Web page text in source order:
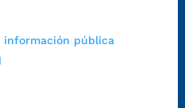
información pública
continua en el horario de
de descanso al medio día.
m y de 1:00 p.m. a 5:30 p.m.